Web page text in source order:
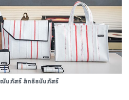
นภัสร์ สิทธิธนันภัสร์